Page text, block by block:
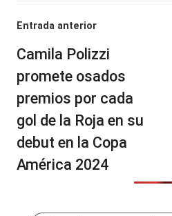
Navegación
de
entradas
Entrada anterior
Camila Polizzi
promete osados
premios por cada
gol de la Roja en su
debut en la Copa
América 2024